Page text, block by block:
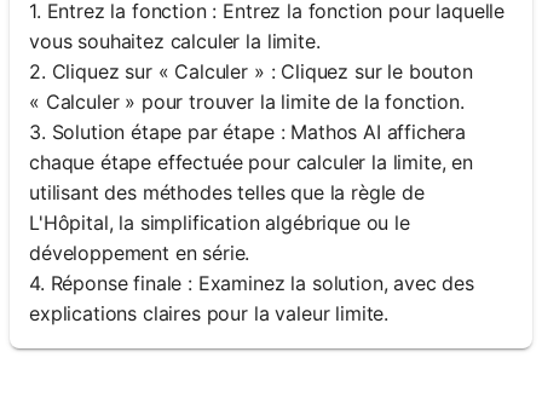
1. Entrez la fonction : Entrez la fonction pour laquelle
vous souhaitez calculer la limite.
2. Cliquez sur « Calculer » : Cliquez sur le bouton
« Calculer » pour trouver la limite de la fonction.
3. Solution étape par étape : Mathos AI affichera
chaque étape effectuée pour calculer la limite, en
utilisant des méthodes telles que la règle de
L'Hôpital, la simplification algébrique ou le
développement en série.
4. Réponse finale : Examinez la solution, avec des
explications claires pour la valeur limite.